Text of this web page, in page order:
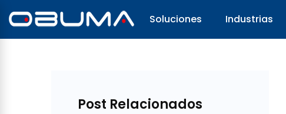
Soluciones Industrias
Post Relacionados